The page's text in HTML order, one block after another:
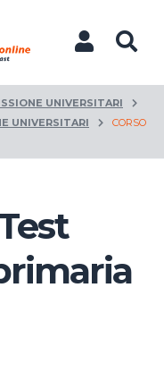
UNIVERSITARI
UNIVERSITARI
CORSO